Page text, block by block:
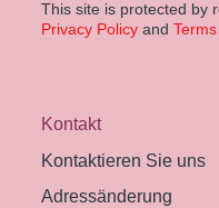
This site is protected by
Privacy Policyand
Kontakt
Kontaktieren Sie uns
Adressänderung